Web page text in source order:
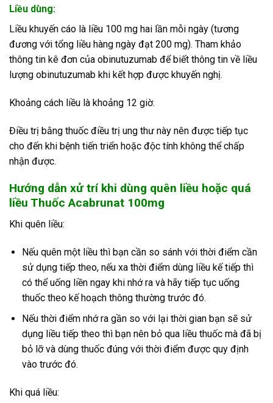
Liều dùng:
Liều khuyến cáo là liều 100 mg hai lần mỗi ngày (tương
đương với tổng liều hàng ngày đạt 200 mg). Tham khảo
thông tin kê đơn của obinutuzumab để biết thông tin về liều
lượng obinutuzumab khi kết hợp được khuyến nghị.
Khoảng cách liều là khoảng 12 giờ.
Điều trị bằng thuốc điều trị ung thư này nên được tiếp tục
cho đến khi bệnh tiến triển hoặc độc tính không thể chấp
nhận được.
Hướng dẫn xử trí khi dùng quên liều hoặc quá
liều Thuốc Acabrunat 100mg
Khi quên liều:
Nếu quên một liều thì bạn cần so sánh với thời điểm cần
sử dụng tiếp theo, nếu xa thời điểm dùng liều kế tiếp thì
có thể uống liền ngay khi nhớ ra và hãy tiếp tục uống
thuốc theo kế hoạch thông thường trước đó.
Nếu thời điểm nhớ ra gần so với lại thời gian bạn sẽ sử
dụng liều tiếp theo thì bạn nên bỏ qua liều thuốc mà đã bị
bỏ lỡ và dùng thuốc đúng với thời điểm được quy định
vào trước đó.
Khi quá liều: